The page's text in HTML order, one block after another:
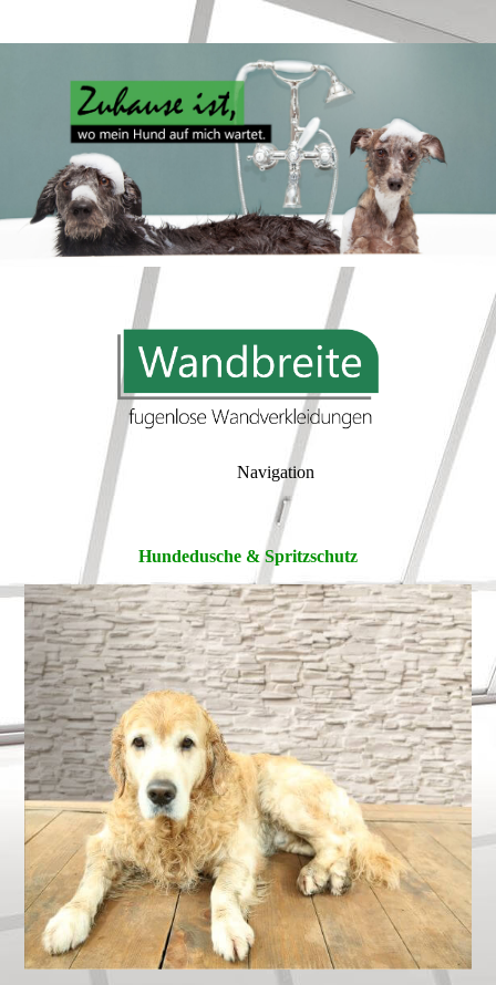
Navigation
Hundedusche & Spritzschutz